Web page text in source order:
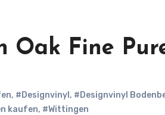
Oak Fine
, #Designvinyl , #Designvinyl
kaufen, #Wittingen